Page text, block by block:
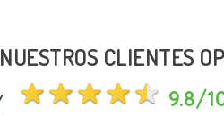
NUESTROS CLIENTES
9.8/